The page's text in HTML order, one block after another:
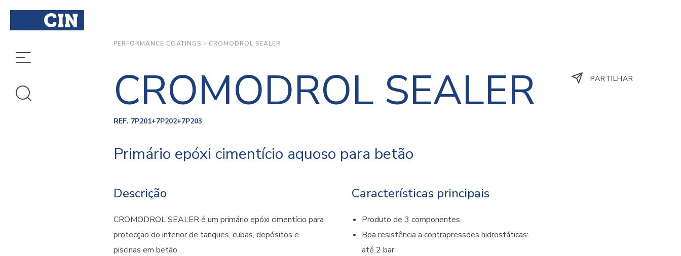
PERFORMANCE COATINGS CROMODROL SEALER
CROMODROL SEALER
REF. 7P201+7P202+7P203
Primário epóxi cimentício aquoso para betão
Descrição
CROMODROL SEALER é um primário epóxi cimentício para
protecção do interior de tanques, cubas, depósitos e
piscinas em betão.
Características principais
Produto de 3 componentes
Boa resistência a contrapressões hidrostáticas:
até 2 bar
PARTILHAR